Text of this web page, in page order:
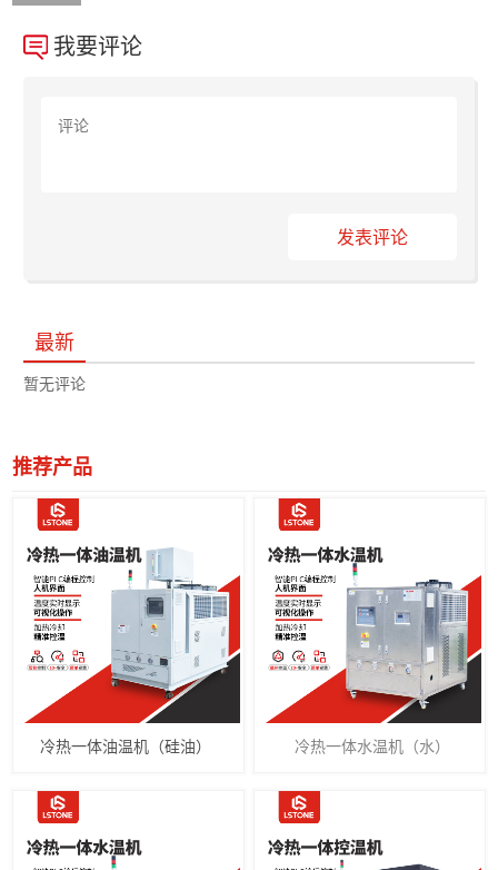
我要评论
发表评论
最新
暂无评论
推荐产品
冷热一体油温机（硅油） 冷热一体水温机（水）